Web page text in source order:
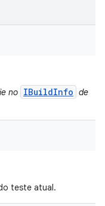
no IBuildInfo de
teste atual.